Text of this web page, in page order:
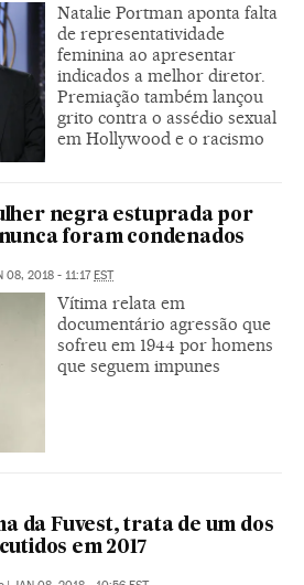
Natalie Portman aponta falta
de representatividade
feminina ao apresentar
indicados a melhor diretor.
Premiação também lançou
grito contra o assédio sexual
em Hollywood e o racismo
negra estuprada por
foram condenados
08, 2018 - 11:17EST
Vítima relata em
documentário agressão que
sofreu em 1944 por homens
que seguem impunes
da Fuvest, trata de um dos
em 2017